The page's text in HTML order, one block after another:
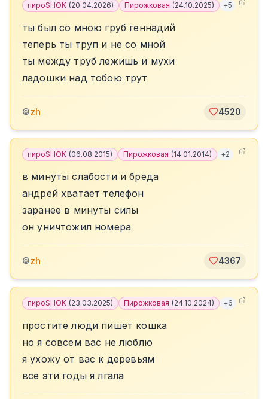
пироSHOK (20.04.2026) Пирожковая (24.10.2025) +5
ты был со мною груб геннадий
теперь ты труп и не со мной
ты между труб лежишь и мухи
ладошки над тобою трут
©zh 4520
пироSHOK (06.08.2015) Пирожковая (14.01.2014) +2
в минуты слабости и бреда
андрей хватает телефон
заранее в минуты силы
он уничтожил номера
©zh 4367
пироSHOK (23.03.2025) Пирожковая (24.10.2024) +6
простите люди пишет кошка
но я совсем вас не люблю
я ухожу от вас к деревьям
все эти годы я лгала